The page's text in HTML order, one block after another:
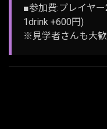
■参加費:プレイヤ
1drink +600円)
※見学者さんも大